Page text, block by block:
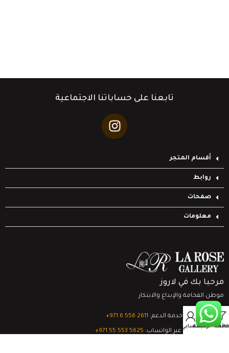
تابعنا على حساباتنا الاجتماعية
أقسام المتجر
روابط
صفحات
معلومات
مرحبا بك في لاروز
موطن الفخامة والإبداع والابتكار
تواصل مع خدمة الدعم: ‎+971 6 556 2611
الدعم الفني عبر الواتساب: ‎+971 55 553 5625
قائمة الرغبات
0
السلةحسابي